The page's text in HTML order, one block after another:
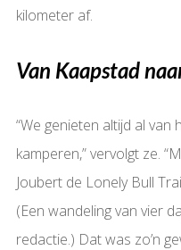
kilometer af.
Van Kaapstad
“We genieten altijd al van
kamperen,” vervolgt ze.
Joubert de Lonely Bull
(Een wandeling van vier
redactie.) Dat was zo’n